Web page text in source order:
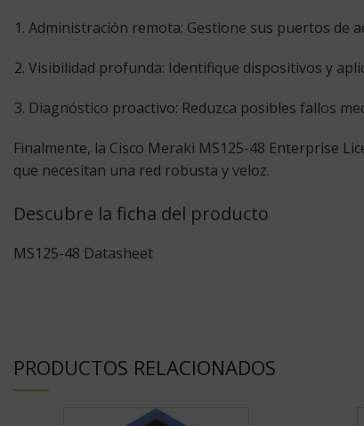
Administración remota: Gestione sus puertos de
Visibilidad profunda: Identifique dispositivos y
Diagnóstico proactivo: Reduzca posibles fallos
Finalmente, la Cisco Meraki MS125-48 Enterprise
que necesitan una red robusta y veloz.
Descubre la ficha del producto
MS125-48 Datasheet
PRODUCTOS RELACIONADOS